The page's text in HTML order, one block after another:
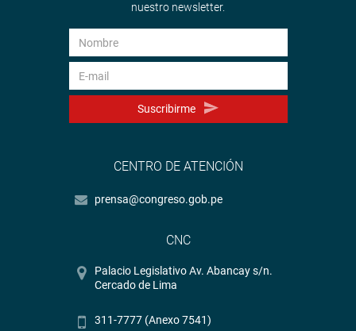
nuestro newsletter.
Suscribirme
CENTRO DE ATENCIÓN
prensa@congreso.gob.pe
CNC
Palacio Legislativo Av. Abancay s/n.
Cercado de Lima
311-7777 (Anexo 7541)